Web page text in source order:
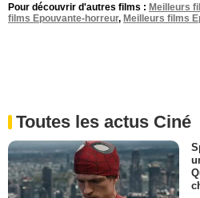
Pour découvrir d'autres films : Meilleurs
films Epouvante-horreur, Meilleurs films
Toutes les actus Ciné